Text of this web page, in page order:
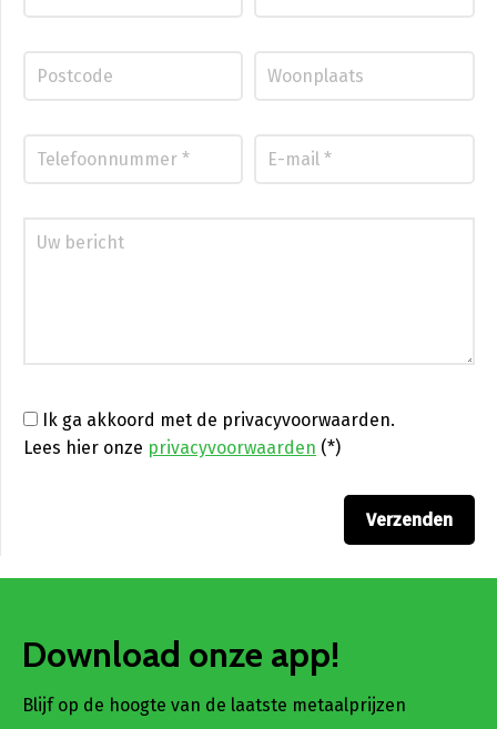
Ik ga akkoord met de privacyvoorwaarden.
Lees hier onze privacyvoorwaarden (*)
Download onze app!
Blijf op de hoogte van de laatste metaalprijzen